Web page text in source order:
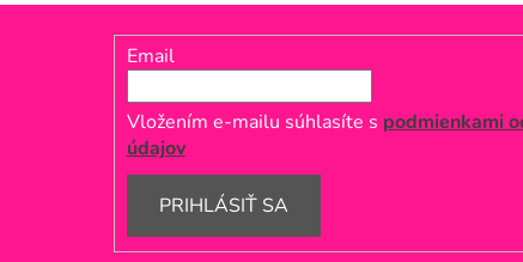
Email
Vložením e-mailu súhlasíte s podmienkami
údajov
PRIHLÁSIŤ SA